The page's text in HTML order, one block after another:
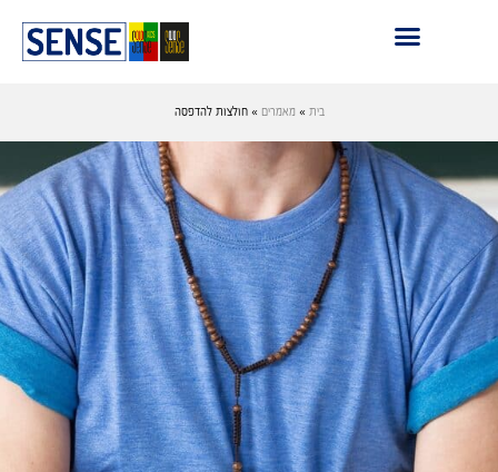
בית » מאמרים »חולצות להדפסה